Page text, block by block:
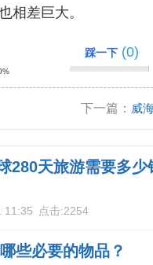
相差巨大。
踩一下 (0)
下一篇： 威
280天旅游需要多少
11:35 点击:2254
些必要的物品？